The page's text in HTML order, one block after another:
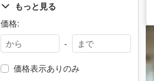
もっと見る
価格:
-
価格表示ありのみ